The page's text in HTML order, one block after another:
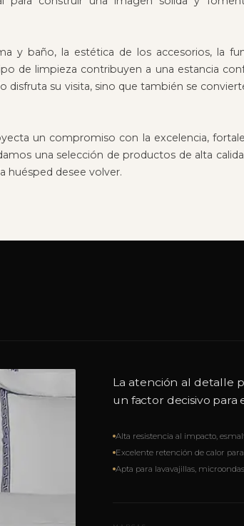
y baño, la estética de los accesorios, la
de limpieza contribuyen a una estancia
disfruta su visita, sino que también se
un compromiso con la excelencia,
una selección de productos de alta
huésped desee volver.
La atención al detalle
un factor decisivo
Alta resistencia al impacto,
Excelente retención de calor
Apta para lavavajillas,